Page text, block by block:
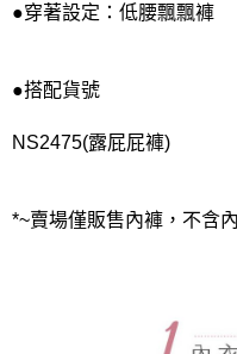
●穿著設定：低腰飄飄褲
●搭配貨號
NS2475(露屁屁褲)
*~賣場僅販售內褲，不含